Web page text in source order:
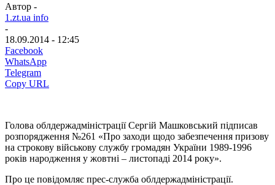
Автор -
1.zt.ua info
-
18.09.2014 - 12:45
Facebook
WhatsApp
Telegram
Copy URL
Голова облдержадміністрації Сергій Машковський підписав
розпорядження №261 «Про заходи щодо забезпечення призову
на строкову військову службу громадян України 1989-1996
років народження у жовтні – листопаді 2014 року».
Про це повідомляє прес-служба облдержадміністрації.